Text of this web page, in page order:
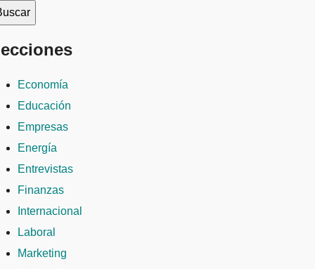
Economía
Educación
Empresas
Energía
Entrevistas
Finanzas
Internacional
Laboral
Marketing